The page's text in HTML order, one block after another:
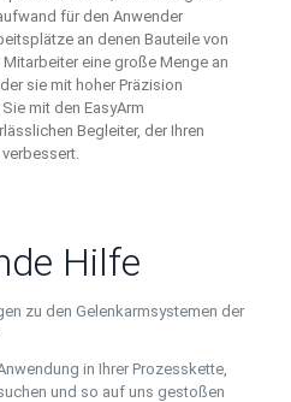
für den Anwender
an denen Bauteile von
eine große Menge an
sie mit hoher Präzision
mit den EasyArm
Begleiter, der Ihren
Hilfe
zu den Gelenkarmsystemen der
in Ihrer Prozesskette,
und so auf uns gestoßen